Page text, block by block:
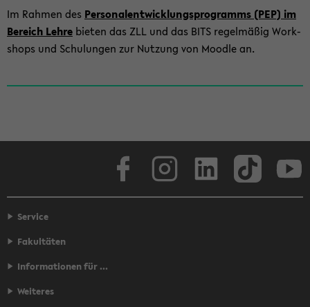
Im Rah­men des Per­so­nal­ent­wick­lungs­pro­gramms (PEP) im
Be­reich Lehre bie­ten das ZLL und das BITS re­gel­mä­ßig Work­
shops und Schu­lun­gen zur Nut­zung von Mood­le an.
Face­book
Service
Fakultäten
Informationen für ...
Weiteres